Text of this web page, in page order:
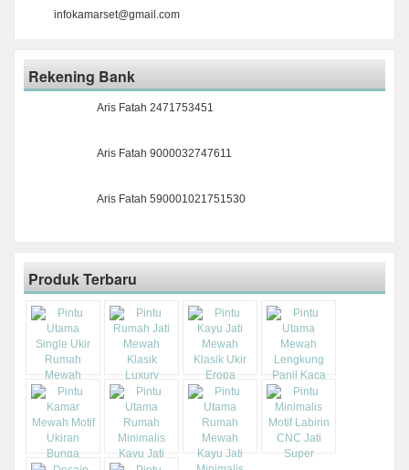
infokamarset@gmail.com
Rekening Bank
Aris Fatah 2471753451
Aris Fatah 9000032747611
Aris Fatah 590001021751530
Produk Terbaru